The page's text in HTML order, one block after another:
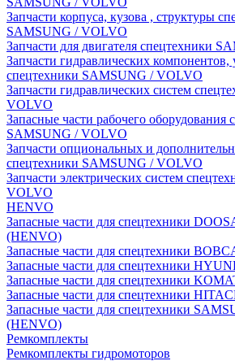
Запчасти корпуса, кузова , структуры
SAMSUNG / VOLVO
Запчасти для двигателя спецтехники
Запчасти гидравлических компонентов,
спецтехники SAMSUNG / VOLVO
Запчасти гидравлических систем
VOLVO
Запасные части рабочего оборудования
SAMSUNG / VOLVO
Запчасти опциональных и
спецтехники SAMSUNG / VOLVO
Запчасти электрических систем
VOLVO
HENVO
Запасные части для спецтехники
(HENVO)
Запасные части для спецтехники
Запасные части для спецтехники
Запасные части для спецтехники
Запасные части для спецтехники
Запасные части для спецтехники
(HENVO)
Ремкомплекты
Ремкомплекты гидромоторов